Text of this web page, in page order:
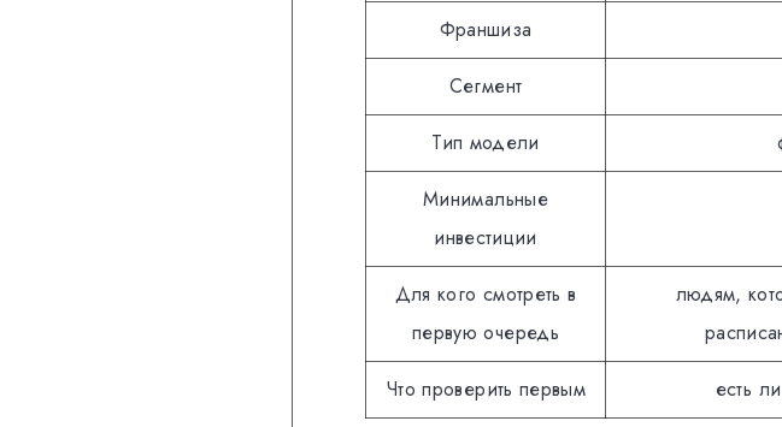
Франшиза
Сегмент
Тип модели
Минимальные
инвестиции
Для кого смотреть в
первую очередь
людям,
Что проверить первым есть